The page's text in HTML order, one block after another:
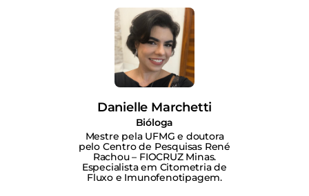
Danielle Marchetti
Bióloga
Mestre pela UFMG e doutora
pelo Centro de Pesquisas René
Rachou – FIOCRUZ Minas.
Especialista em Citometria de
Fluxo e Imunofenotipagem.